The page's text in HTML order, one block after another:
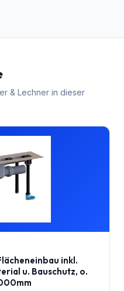
& Lechner in dieser
inkl.
u. Bauschutz, o.